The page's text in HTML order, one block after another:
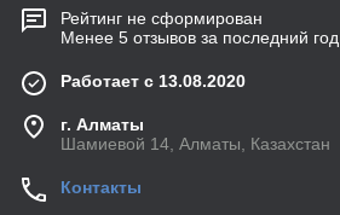
Рейтинг не сформирован
Менее 5 отзывов за последний год
Работает с 13.08.2020
г. Алматы
Шамиевой 14, Алматы, Казахстан
Контакты